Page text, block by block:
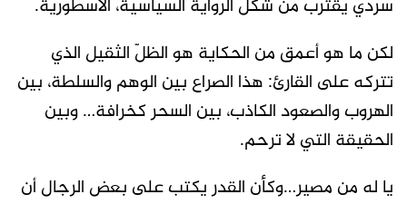
سردي يقترب من شكل الرواية السياسية، الأسطورية.
لكن ما هو أعمق من الحكاية هو الظلّ الثقيل الذي
تتركه على القارئ: هذا الصراع بين الوهم والسلطة، بين
الهروب والصعود الكاذب، بين السحر كخرافة… وبين
الحقيقة التي لا ترحم.
يا له من مصير…وكأن القدر يكتب على بعض الرجال أن